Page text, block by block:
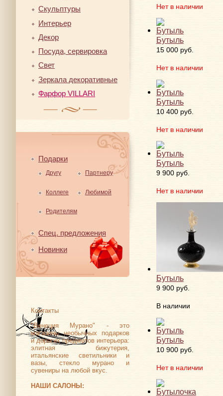
Скульптуры
Интерьер
Декор
Посуда, сервировка
Свет
Зеркала декоративные
Фарфор VILLARI
Подарки
Другу Партнеру
Коллеге Любимой
Родителям
Спец. предложения
Новинки
Контакты
"Венеция Мурано" - это
магазины необычных подарков
и дорогих предметов интерьера:
элитная бижутерия,
итальянские светильники и
вазы, стекло мурано и
сувениры на любой вкус.
НАШИ САЛОНЫ:
Нет в наличии
Бутыль
15 000 руб.
Нет в наличии
Бутыль
10 400 руб.
Нет в наличии
Бутыль
9 900 руб.
Нет в наличии
Бутыль
9 900 руб.
В наличии
Бутыль
10 900 руб.
Нет в наличии